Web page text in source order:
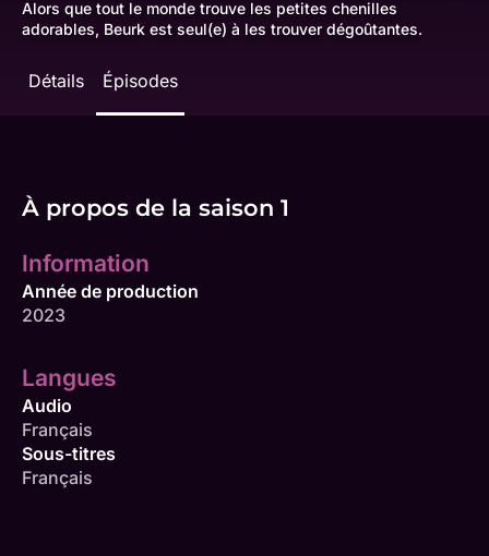
Alors que tout le monde trouve les petites chenilles
adorables, Beurk est seul(e) à les trouver dégoûtantes.
Détails Épisodes
À propos de la saison 1
Information
Année de production
2023
Langues
Audio
Français
Sous-titres
Français